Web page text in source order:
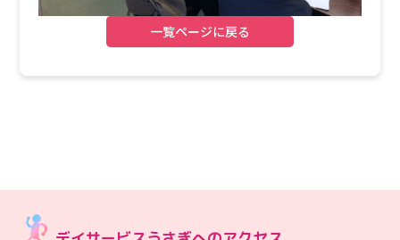
一覧ページに戻る